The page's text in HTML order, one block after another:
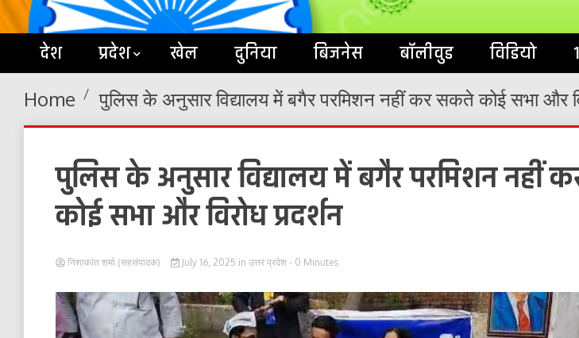
देश प्रदेश खेल दुनिया बिजनेस बॉलीवुड विडियो
Home पुलिस के अनुसार विद्यालय में बगैर परमिशन नहीं कर सकते कोई सभा और
पुलिस के अनुसार विद्यालय में बगैर परमिशन नहीं
कोई सभा और विरोध प्रदर्शन
निशाकांत शर्मा (सहसंपादक) July 16, 2025 in उत्तर प्रदेश - 0 Minutes